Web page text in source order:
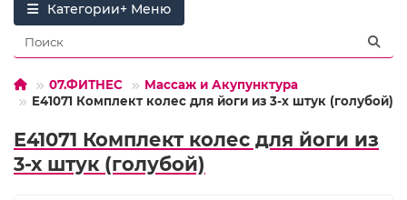
Категории
07.ФИТНЕС
Массаж и Акупунктура
E41071 Комплект колес для йоги из 3-х штук (голубой)
E41071 Комплект колес для йоги из
3-х штук (голубой)